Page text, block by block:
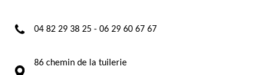
04 82 29 38 25 - 06 29 60 67 67
86 chemin de la tuilerie